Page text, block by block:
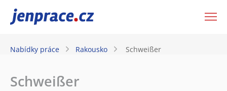
JenPráce.cz
Nabídky práce Rakousko Schweißer
Schweißer